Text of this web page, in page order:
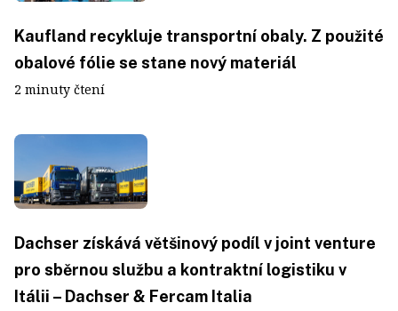
Kaufland recykluje transportní obaly. Z použité
obalové fólie se stane nový materiál
2 minuty čtení
Dachser získává většinový podíl v joint venture
pro sběrnou službu a kontraktní logistiku v
Itálii – Dachser & Fercam Italia